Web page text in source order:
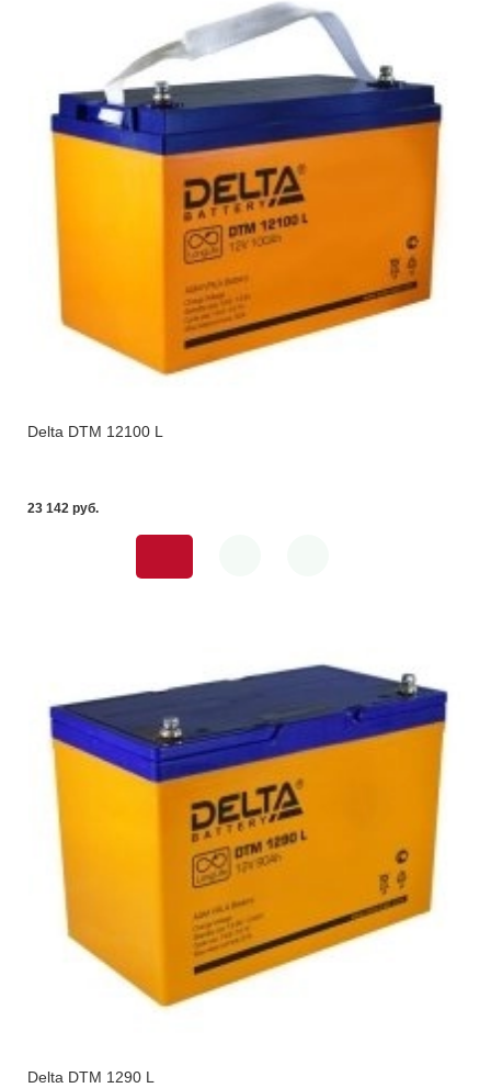
Delta DTM 12100 L
23 142 pуб.
Delta DTM 1290 L